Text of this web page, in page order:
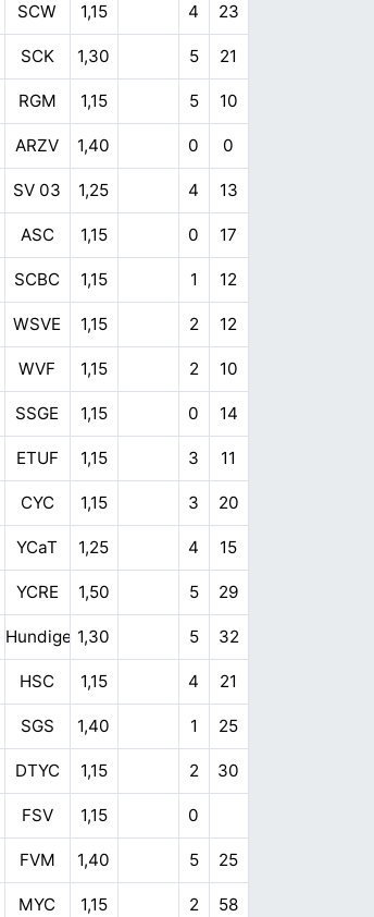
SCW 1,15 4 23
SCK 1,30 5 21
RGM 1,15 5 10
ARZV 1,40 0 0
SV 03 1,25 4 13
ASC 1,15 0 17
SCBC 1,15 1 12
WSVE 1,15 2 12
WVF 1,15 2 10
SSGE 1,15 0 14
ETUF 1,15 3 11
CYC 1,15 3 20
YCaT 1,25 4 15
YCRE 1,50 5 29
Hundige 1,30 5 32
HSC 1,15 4 21
SGS 1,40 1 25
DTYC 1,15 2 30
FSV 1,15 0
FVM 1,40 5 25
MYC 1,15 2 58